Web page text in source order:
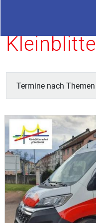
Termine nach